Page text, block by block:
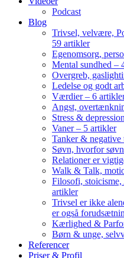
Podcast
Blog
Trivsel, velvære,
59 artikler
Egenomsorg,
Mental sundhed –
Overgreb,
Ledelse og godt
Værdier – 6
Angst,
Stress &
Vaner – 5 artikler
Tanker &
Søvn, hvorfor
Relationer er
Walk & Talk,
Filosofi,
artikler
Trivsel er ikke
er også
Kærlighed &
Børn & unge,
Referencer
Priser & Profil